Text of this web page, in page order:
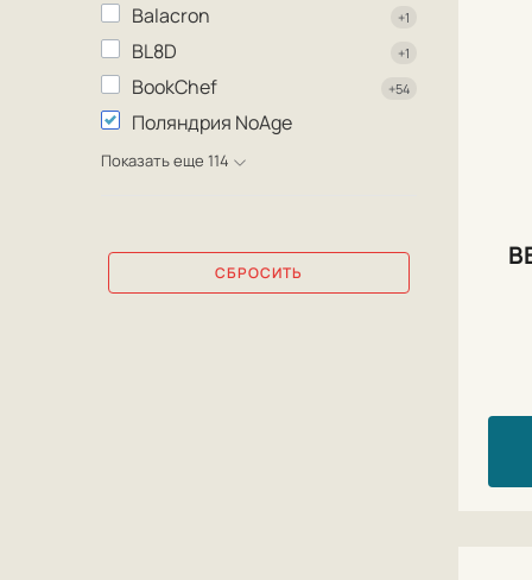
Balacron +1
BL8D +1
BookChef +54
Поляндрия NoAge
Показать еще 114
СБРОСИТЬ